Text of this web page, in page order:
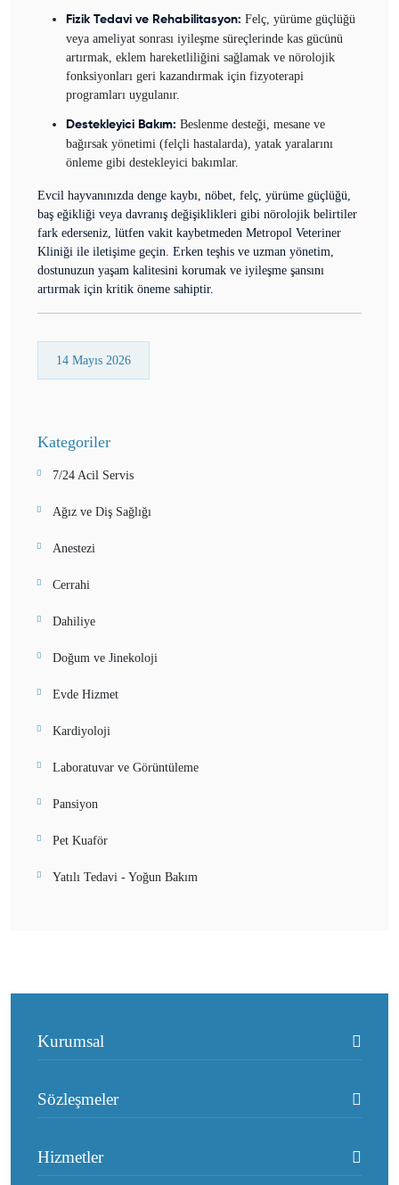
Fizik Tedavi ve Rehabilitasyon: Felç, yürüme güçlüğü
veya ameliyat sonrası iyileşme süreçlerinde kas gücünü
artırmak, eklem hareketliliğini sağlamak ve nörolojik
fonksiyonları geri kazandırmak için fizyoterapi
programları uygulanır.
Destekleyici Bakım: Beslenme desteği, mesane ve
bağırsak yönetimi (felçli hastalarda), yatak yaralarını
önleme gibi destekleyici bakımlar.
Evcil hayvanınızda denge kaybı, nöbet, felç, yürüme güçlüğü,
baş eğikliği veya davranış değişiklikleri gibi nörolojik belirtiler
fark ederseniz, lütfen vakit kaybetmeden Metropol Veteriner
Kliniği ile iletişime geçin. Erken teşhis ve uzman yönetim,
dostunuzun yaşam kalitesini korumak ve iyileşme şansını
artırmak için kritik öneme sahiptir.
14 Mayıs 2026
Kategoriler
7/24 Acil Servis
Ağız ve Diş Sağlığı
Anestezi
Cerrahi
Dahiliye
Doğum ve Jinekoloji
Evde Hizmet
Kardiyoloji
Laboratuvar ve Görüntüleme
Pansiyon
Pet Kuaför
Yatılı Tedavi - Yoğun Bakım
Kurumsal
Sözleşmeler
Hizmetler